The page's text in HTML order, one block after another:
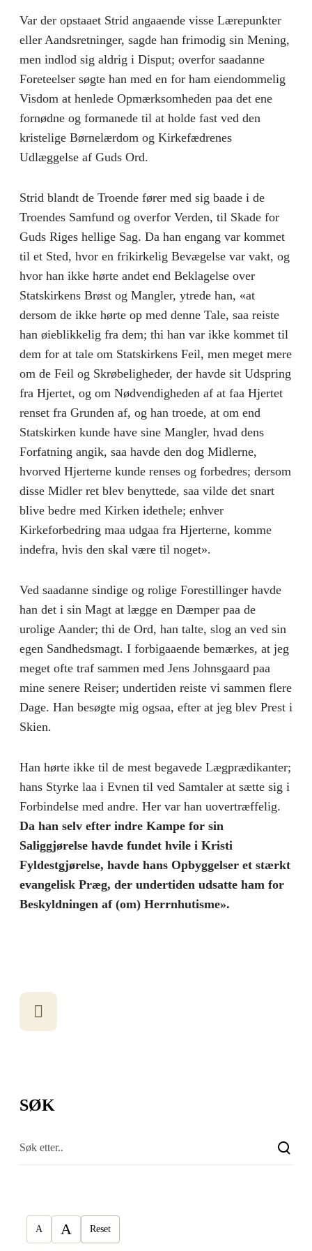
Var der opstaaet Strid angaaende visse Lærepunkter
eller Aandsretninger, sagde han frimodig sin Mening,
men indlod sig aldrig i Disput; overfor saadanne
Foreteelser søgte han med en for ham eiendommelig
Visdom at henlede Opmærksomheden paa det ene
fornødne og formanede til at holde fast ved den
kristelige Børnelærdom og Kirkefædrenes
Udlæggelse af Guds Ord.
Strid blandt de Troende fører med sig baade i de
Troendes Samfund og overfor Verden, til Skade for
Guds Riges hellige Sag. Da han engang var kommet
til et Sted, hvor en frikirkelig Bevægelse var vakt, og
hvor han ikke hørte andet end Beklagelse over
Statskirkens Brøst og Mangler, ytrede han, «at
dersom de ikke hørte op med denne Tale, saa reiste
han øieblikkelig fra dem; thi han var ikke kommet til
dem for at tale om Statskirkens Feil, men meget mere
om de Feil og Skrøbeligheder, der havde sit Udspring
fra Hjertet, og om Nødvendigheden af at faa Hjertet
renset fra Grunden af, og han troede, at om end
Statskirken kunde have sine Mangler, hvad dens
Forfatning angik, saa havde den dog Midlerne,
hvorved Hjerterne kunde renses og forbedres; dersom
disse Midler ret blev benyttede, saa vilde det snart
blive bedre med Kirken idethele; enhver
Kirkeforbedring maa udgaa fra Hjerterne, komme
indefra, hvis den skal være til noget».
Ved saadanne sindige og rolige Forestillinger havde
han det i sin Magt at lægge en Dæmper paa de
urolige Aander; thi de Ord, han talte, slog an ved sin
egen Sandhedsmagt. I forbigaaende bemærkes, at jeg
meget ofte traf sammen med Jens Johnsgaard paa
mine senere Reiser; undertiden reiste vi sammen flere
Dage. Han besøgte mig ogsaa, efter at jeg blev Prest i
Skien.
Han hørte ikke til de mest begavede Lægprædikanter;
hans Styrke laa i Evnen til ved Samtaler at sætte sig i
Forbindelse med andre. Her var han uovertræffelig.
Da han selv efter indre Kampe for sin
Saliggjørelse havde fundet hvile i Kristi
Fyldestgjørelse, havde hans Opbyggelser et stærkt
evangelisk Præg, der undertiden udsatte ham for
Beskyldningen af (om) Herrnhutisme».
SØK
A A Reset